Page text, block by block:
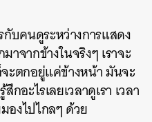
กับคนดูระหว่างการแสดง
าจากข้างในจริงๆ เราจะ
ะตกอยู่แค่ข้างหน้า มันจะ
อะไรเลยเวลาดูเรา เวลา
องไปไกลๆ ด้วย